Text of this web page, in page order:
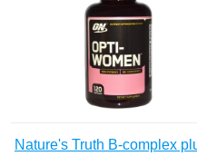
Nature's Truth B-complex